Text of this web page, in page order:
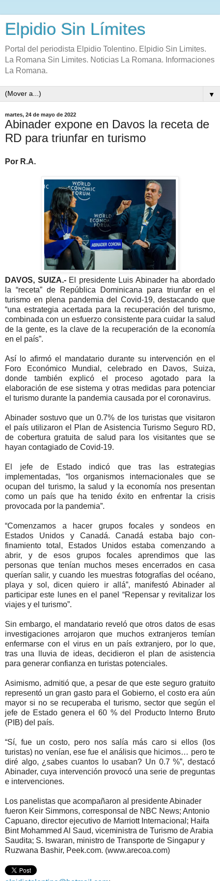
Elpidio Sin Límites
Portal del periodista Elpidio Tolentino. Elpidio Sin Limites.
La Romana Sin Limites. Noticias La Romana. Informaciones
La Romana.
▼
martes, 24 de mayo de 2022
Abinader expone en Davos la receta de
RD para triunfar en turismo
Por R.A.
DAVOS, SUIZA.- El presidente Luis Abina­der ha abordado
la “receta” de República Dominicana para triunfar en el
turismo en plena pandemia del Covid-19, destacando que
“una estrategia acerta­da para la recuperación del turismo,
combinada con un esfuerzo consistente para cuidar la salud
de la gente, es la clave de la recupera­ción de la economía
en el país”.
Así lo afirmó el manda­tario durante su interven­ción en el
Foro Económico Mundial, celebrado en Da­vos, Suiza,
donde también explicó el proceso agotado para la
elaboración de ese sistema y otras medidas pa­ra potenciar
el turismo du­rante la pandemia causada por el coronavirus.
Abinader sostuvo que un 0.7% de los turistas que visitaron
el país utilizaron el Plan de Asistencia Turis­mo Seguro RD,
de cober­tura gratuita de salud para los visitantes que se
hayan contagiado de Covid-19.
El jefe de Estado indicó que tras las estrategias
implementadas, “los or­ganismos internacionales que se
ocupan del turismo, la salud y la economía nos presentan
como un país que ha tenido éxito en en­frentar la crisis
provocada por la pandemia”.
“Comenzamos a hacer grupos focales y sondeos en
Estados Unidos y Canadá. Canadá estaba bajo con­
finamiento total, Estados Unidos estaba comenzan­do a
abrir, y de esos grupos focales aprendimos que las
personas que tenían mu­chos meses encerrados en casa
querían salir, y cuando les muestras fotografías del océano,
playa y sol, dicen quiero ir allá”, manifestó Abinader al
participar este lunes en el panel “Repensar y revitali­zar los
viajes y el turismo”.
Sin embargo, el man­datario reveló que otros datos de esas
investiga­ciones arrojaron que mu­chos extranjeros temían
enfermarse con el virus en un país extranjero, por lo que,
tras una lluvia de ideas, decidieron el plan de asistencia
para generar confianza en turistas potenciales.
Asimismo, admitió que, a pesar de que este seguro gratuito
representó un gran gasto para el Gobierno, el costo era aún
mayor si no se recuperaba el turismo, sec­tor que según el
jefe de Es­tado genera el 60 % del Pro­ducto Interno Bruto
(PIB) del país.
“Sí, fue un costo, pero nos salía más caro si ellos (los
turistas) no venían, ese fue el análisis que hi­cimos… pero te
diré algo, ¿sabes cuantos lo usaban? Un 0.7 %”, destacó
Abina­der, cuya intervención pro­vocó una serie de preguntas
e intervenciones.
Los panelistas que acompañaron al presi­dente Abinader
fueron Keir Simmons, corres­ponsal de NBC News; Antonio
Capuano, di­rector ejecutivo de Ma­rriott Internacional; Haifa
Bint Mohammed Al Saud, viceministra de Turismo de Arabia
Sau­dita; S. Iswaran, minis­tro de Transporte de Sin­gapur y
Ruzwana Bas­hir, Peek.com. (www.arecoa.com)